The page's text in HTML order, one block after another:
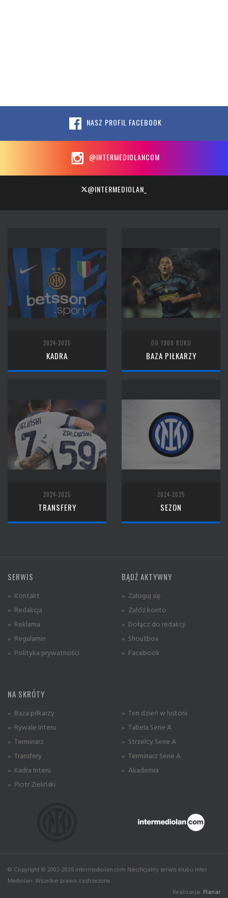
NASZ PROFIL FACEBOOK
@INTERMEDIOLANCOM
@INTERMEDIOLAN_
2024-2025
KADRA
OD 1908 ROKU
BAZA PIŁKARZY
2024-2025
TRANSFERY
2024-2025
SEZON
SERWIS
» Kontakt
» Redakcja
» Reklama
» Regulamin
» Polityka prywatności
BĄDŹ AKTYWNY
» Zaloguj się
» Załóż konto
» Dołącz do redakcji
» Shoutbox
» Facebook
NA SKRÓTY
» Baza piłkarzy
» Rywale Interu
» Terminarz
» Transfery
» Kadra Interu
» Piotr Zieliński
» Ten dzień w historii
» Tabela Serie A
» Strzelcy Serie A
» Terminarz Serie A
» Akademia
© Copyright © 2002-2026 intermediolan.com Nieoficjalny serwis klubu Inter
Mediolan. Wszelkie prawa zastrzeżone.
Realizacja: Planar